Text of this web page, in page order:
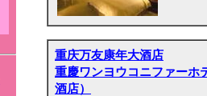
重庆万友康年大酒店
重慶ワンヨウコニファーホ
酒店）